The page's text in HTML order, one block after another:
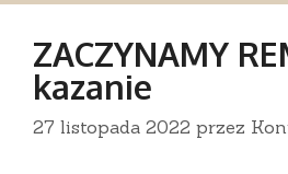
ZACZYNAMY
kazanie
27 listopada 2022 przez